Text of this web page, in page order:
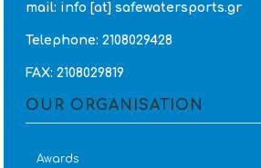
mail: info [at] safewatersports.gr
Telephone: 2108029428
FAX: 2108029819
OUR ORGANISATION
Awards